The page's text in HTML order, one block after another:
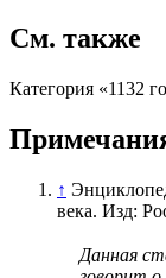
См. также
Категория «1132
↑
века. Изд:
Данная